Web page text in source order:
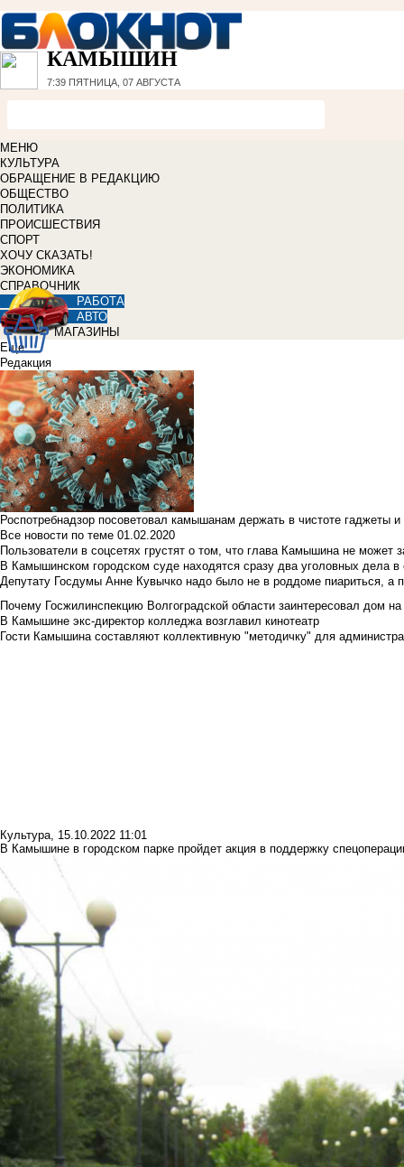
КАМЫШИН
7:39 ПЯТНИЦА, 07 АВГУСТА
МЕНЮ
КУЛЬТУРА
ОБРАЩЕНИЕ В РЕДАКЦИЮ
ОБЩЕСТВО
ПОЛИТИКА
ПРОИСШЕСТВИЯ
СПОРТ
ХОЧУ СКАЗАТЬ!
ЭКОНОМИКА
СПРАВОЧНИК
РАБОТА
АВТО
МАГАЗИНЫ
Еще
Редакция
Роспотребнадзор посоветовал камышанам держать в чистоте гаджеты
Все новости по теме 01.02.2020
Пользователи в соцсетях грустят о том, что глава Камышина не может
В Камышинском городском суде находятся сразу два уголовных дела
Депутату Госдумы Анне Кувычко надо было не в роддоме пиариться, а
Почему Госжилинспекцию Волгоградской области заинтересовал дом
В Камышине экс-директор колледжа возглавил кинотеатр
Гости Камышина составляют коллективную "методичку" для
Культура, 15.10.2022 11:01
В Камышине в городском парке пройдет акция в поддержку